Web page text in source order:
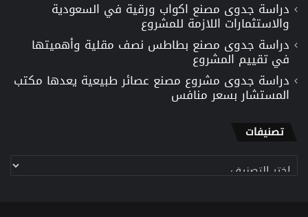
دراسة جدوى مصنع اكواب ورقية في السعودية
والاستثمارات اللازمة للمشروع
دراسة جدوى مصنع بطاطس نصف مقلية وأهميتها
في تقييم المشروع
دراسة جدوى مشروع مصنع عصائر طبيعية يعدها مكتب
المستشار بسعر منافس
تصنيفات
تصنيفات